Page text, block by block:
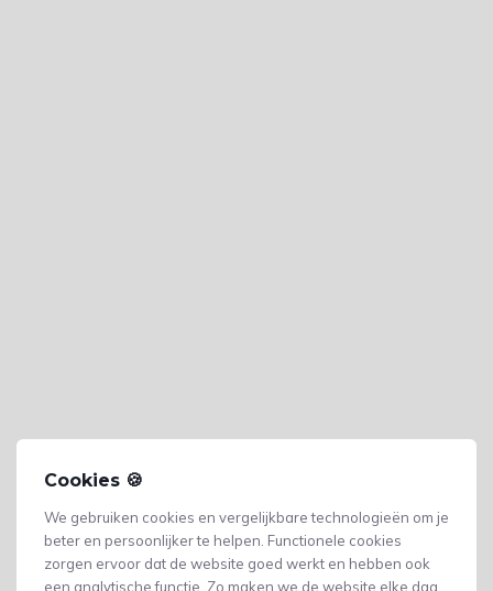
Cookies 🍪
We gebruiken cookies en vergelijkbare technologieën om je
beter en persoonlijker te helpen. Functionele cookies
zorgen ervoor dat de website goed werkt en hebben ook
een analytische functie. Zo maken we de website elke dag